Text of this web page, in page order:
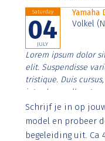
Saturday
04
JULY
Yamaha
Volkel
Lorem ipsum dolor
elit. Suspendisse
tristique. Duis
interdum nulla, ut
Aenean faucibus
imperdiet. Nunc ut
Schrijf je in op
model en probeer
begeleiding uit. Ca